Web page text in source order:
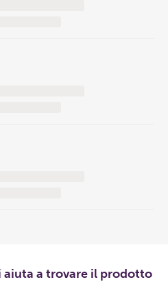
aiuta a trovare il prodotto